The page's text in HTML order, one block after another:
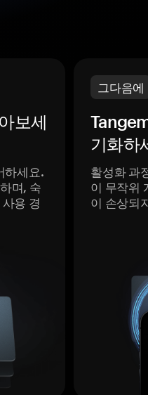
보세
하세요.
며, 숙
용 경
그다음에
기화하
활성화 과
이 무작위
이 손상되